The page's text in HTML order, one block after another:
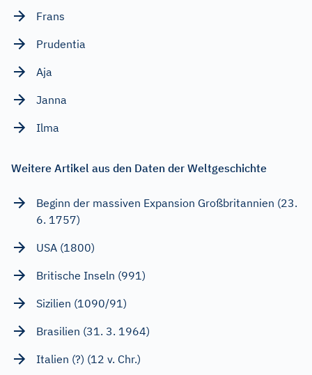
Frans
Prudentia
Aja
Janna
Ilma
Weitere Artikel aus den Daten der Weltgeschichte
Beginn der massiven Expansion Großbritannien (23.
6. 1757)
USA (1800)
Britische Inseln (991)
Sizilien (1090/91)
Brasilien (31. 3. 1964)
Italien (?) (12 v. Chr.)